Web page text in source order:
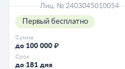
Лиц. № 2403045010054
Первый бесплатно
Сумма
до 100 000 ₽
Срок
до 181 дня